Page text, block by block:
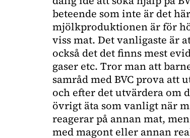
beteende som inte är det
mjölkproduktionen är för
viss mat. Det vanligaste är
också det det finns mest
gaser etc. Trorman att
samråd med BVC prova att
och efter det utvärdera om
övrigt äta som vanligt när
reagerar på annan mat,
med magont eller annan